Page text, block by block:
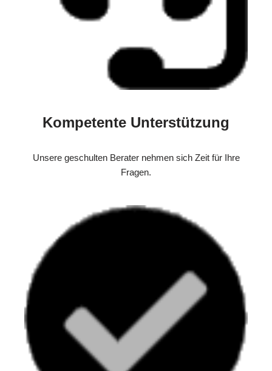
Kompetente Unterstützung
Unsere geschulten Berater nehmen sich Zeit für Ihre
Fragen.